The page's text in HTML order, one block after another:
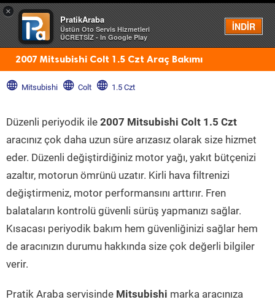
×
PratikAraba
Üstün Oto Servis Hizmetleri
ÜCRETSİZ - In Google Play
İNDİR
Menü
2007 Mitsubishi Colt 1.5 Czt Araç Bakımı
Mitsubishi Colt 1.5 Czt
Düzenli periyodik ile 2007 Mitsubishi Colt 1.5 Czt
aracınız çok daha uzun süre arızasız olarak size hizmet
eder. Düzenli değiştirdiğiniz motor yağı, yakıt bütçenizi
azaltır, motorun ömrünü uzatır. Kirli hava filtrenizi
değiştirmeniz, motor performansını arttırır. Fren
balataların kontrolü güvenli sürüş yapmanızı sağlar.
Kısacası periyodik bakım hem güvenliğinizi sağlar hem
de aracınızın durumu hakkında size çok değerli bilgiler
verir.
Pratik Araba servisinde Mitsubishi marka aracınıza